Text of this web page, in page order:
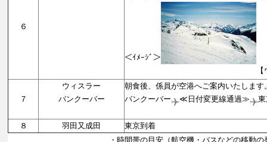
６
＜ｲﾒｰｼﾞ＞
【ウィスラ
７
ウィスラー
バンクーバー
朝食後、係員が空港へご案内いたします
バンクーバー
≪日付変更線通過≫
８
羽田又成田
東京到着
・時間帯の目安（航空機・バスなどの移動